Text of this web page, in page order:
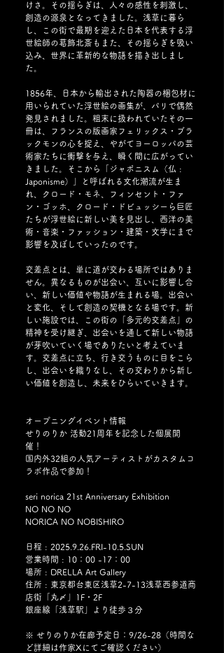
けさ。その揺らぎは、人々の感性を刺激し、
創造の源泉となってきました。浅草に暮ら
し、この街で最期を迎えた日本を代表する浮
世絵師の葛飾北斎もまた、その揺らぎを吸い
込み、世界に革新的な物語を描き出しまし
た。
1856年、日本から輸出された陶器の梱包材に
用いられていた浮世絵の画集が、パリで偶然
発見されました。粗末に扱われていたその一
冊は、フランスの版画家フェリックス・ブラ
ックモンの心を捉え、やがてヨーロッパの芸
術家たちに衝撃を与え、瞬く間に広がってい
きました。そこから「ジャポニスム（仏 :
Japonisme）」と呼ばれる文化潮流が生ま
れ、クロード・モネ、フィンセント・ファ
ン・ゴッホ、クロード・ドビュッシーら巨匠
たちが浮世絵に新しい美を見出し、西洋の美
術・音楽・ファッション・建築・文学にまで
影響を及ぼしていったのです。
交差点とは、単に道が交わる場所ではありま
せん。異なるものが出会い、互いに影響し合
い、新しい価値や物語が生まれる場。出会い
と変化、そして創造の契機となる場です。新
しい施設では、この街の「多元的交差点」の
精神を受け継ぎ、出会いを通して新しい物語
が芽吹いていく場でありたいと考えていま
す。交差点に立ち、行き交うものに目をこら
し、出会いを織りなし、その交わりから新し
い価値を創造し、未来をひらいていきます。
オープニングイベント情報
せりのりか 活動21周年を記念した個展開
催！
国内外32組の人気アーティストがカスタムコ
ラボ作品で参加！
seri norica 21st Anniversary Exhibition
NO NO NO
NORICA NO NOBISHIRO
日程 : 2025.9.26.FRI-10.5.SUN
営業時間 : 10：00 -17：00
場所 : DRELLA Art Gallery
住所 : 東京都台東区浅草2-7-13浅草西参道商
店街「丸〆」1F・2F
銀座線「浅草駅」より徒歩３分
※ せりのりか在廊予定日：9/26-28（時間な
ど詳細は作家Xにてご確認ください）